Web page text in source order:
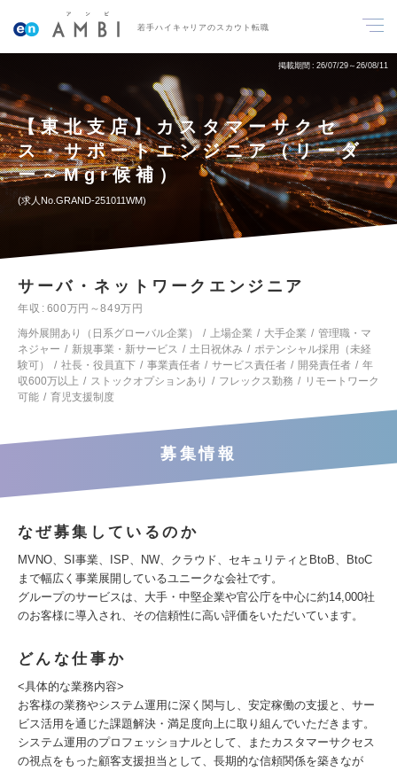
若手ハイキャリアのスカウト転職
掲載期間 26/07/29～26/08/11
【東北支店】カスタマーサクセ
ス・サポートエンジニア（リーダ
ー～Mgr候補）
求人No.GRAND-251011WM
サーバ・ネットワークエンジニア
年収
600万円～849万円
海外展開あり（日系グローバル企業）
上場企業 大手企業
管理職・マ
ネジャー
新規事業・新サービス 土日祝休み
ポテンシャル採用（未経
験可）
社長・役員直下 事業責任者 サービス責任者 開発責任者
年
収600万以上
ストックオプションあり フレックス勤務
リモートワーク
可能
育児支援制度
募集情報
なぜ募集しているのか
MVNO、SI事業、ISP、NW、クラウド、セキュリティとBtoB、BtoC
まで幅広く事業展開しているユニークな会社です。
グループのサービスは、大手・中堅企業や官公庁を中心に約14,000社
のお客様に導入され、その信頼性に高い評価をいただいています。
どんな仕事か
<具体的な業務内容>
お客様の業務やシステム運用に深く関与し、安定稼働の支援と、サー
ビス活用を通じた課題解決・満足度向上に取り組んでいただきます。
システム運用のプロフェッショナルとして、またカスタマーサクセス
の視点をもった顧客支援担当として、長期的な信頼関係を築きなが